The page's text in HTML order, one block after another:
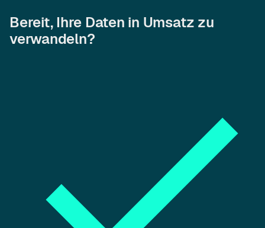
Bereit, Ihre Daten in Umsatz zu
verwandeln?